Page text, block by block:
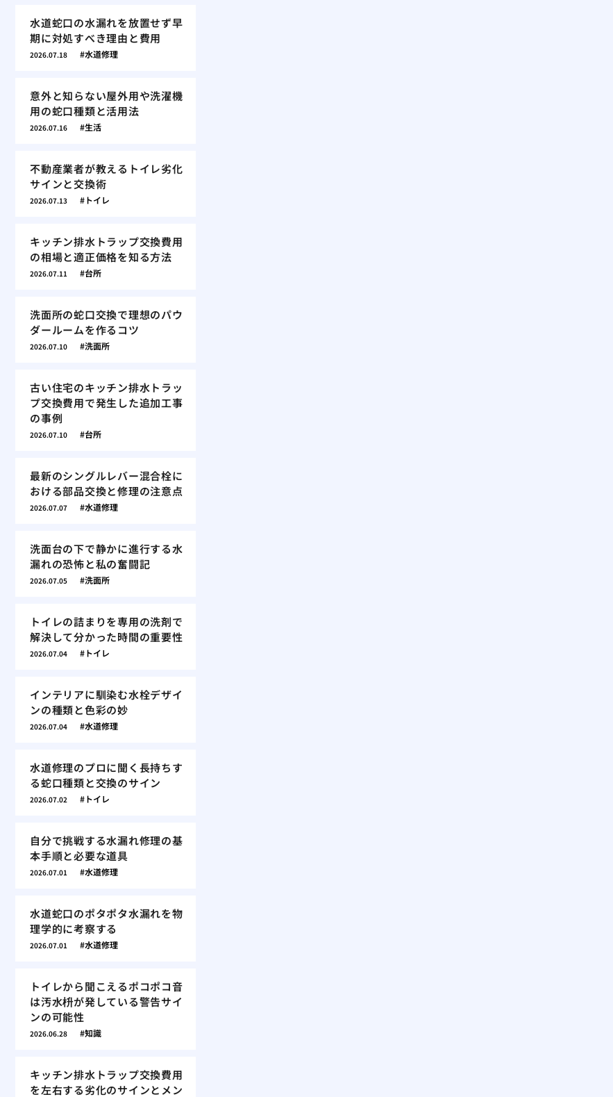
水道蛇口の水漏れを放置せず早
期に対処すべき理由と費用
2026.07.18 水道修理
意外と知らない屋外用や洗濯機
用の蛇口種類と活用法
2026.07.16 生活
不動産業者が教えるトイレ劣化
サインと交換術
2026.07.13 トイレ
キッチン排水トラップ交換費用
の相場と適正価格を知る方法
2026.07.11 台所
洗面所の蛇口交換で理想のパウ
ダールームを作るコツ
2026.07.10 洗面所
古い住宅のキッチン排水トラッ
プ交換費用で発生した追加工事
の事例
2026.07.10 台所
最新のシングルレバー混合栓に
おける部品交換と修理の注意点
2026.07.07 水道修理
洗面台の下で静かに進行する水
漏れの恐怖と私の奮闘記
2026.07.05 洗面所
トイレの詰まりを専用の洗剤で
解決して分かった時間の重要性
2026.07.04 トイレ
インテリアに馴染む水栓デザイ
ンの種類と色彩の妙
2026.07.04 水道修理
水道修理のプロに聞く長持ちす
る蛇口種類と交換のサイン
2026.07.02 トイレ
自分で挑戦する水漏れ修理の基
本手順と必要な道具
2026.07.01 水道修理
水道蛇口のポタポタ水漏れを物
理学的に考察する
2026.07.01 水道修理
トイレから聞こえるポコポコ音
は汚水枡が発している警告サイ
ンの可能性
2026.06.28 知識
キッチン排水トラップ交換費用
を左右する劣化のサインとメン